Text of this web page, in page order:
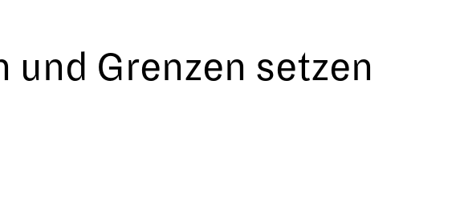
und Grenzen setzen